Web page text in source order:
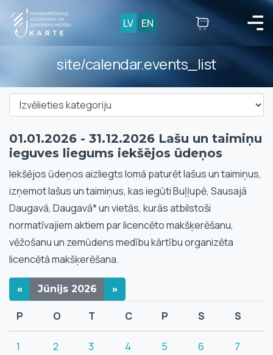
LV EN
site/calendar.events_list
01.01.2026 - 31.12.2026 Lašu un taimiņu
ieguves liegums iekšējos ūdeņos
Iekšējos ūdeņos aizliegts lomā paturēt lašus un taimiņus,
izņemot lašus un taimiņus, kas iegūti Buļļupē, Sausajā
Daugavā, Daugavā* un vietās, kurās atbilstoši
normatīvajiem aktiem par licencēto makšķerēšanu,
vēžošanu un zemūdens medību kārtību organizēta
licencētā makšķerēšana.
« Jūnijs 2026 »
P O T C P S S
1 2 3 4 5 6 7